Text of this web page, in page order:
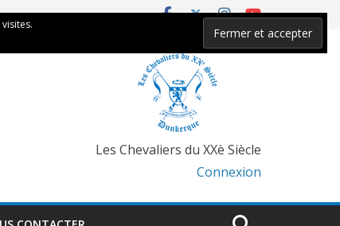
Les Chevaliers du XXè Siècle
Connexion